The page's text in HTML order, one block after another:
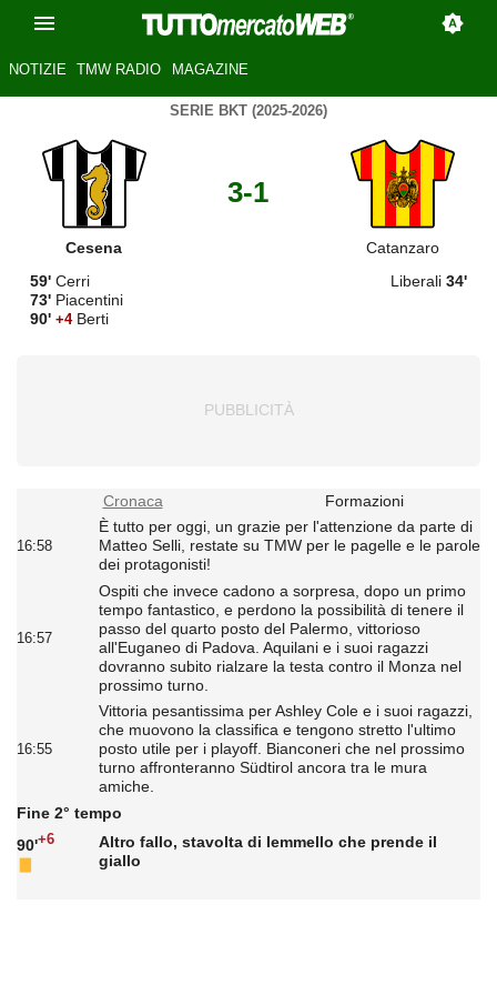
NOTIZIE TMW RADIO MAGAZINE
SERIE BKT (2025-2026)
Cesena
3-1
Catanzaro
59' Cerri
73' Piacentini
90' +4Berti
Liberali 34'
Cronaca Formazioni
16:58
È tutto per oggi, un grazie per l'attenzione da parte di
Matteo Selli, restate su TMW per le pagelle e le parole
dei protagonisti!
16:57
Ospiti che invece cadono a sorpresa, dopo un primo
tempo fantastico, e perdono la possibilità di tenere il
passo del quarto posto del Palermo, vittorioso
all'Euganeo di Padova. Aquilani e i suoi ragazzi
dovranno subito rialzare la testa contro il Monza nel
prossimo turno.
16:55
Vittoria pesantissima per Ashley Cole e i suoi ragazzi,
che muovono la classifica e tengono stretto l'ultimo
posto utile per i playoff. Bianconeri che nel prossimo
turno affronteranno Südtirol ancora tra le mura
amiche.
Fine 2° tempo
90'+6
Altro fallo, stavolta di Iemmello che prende il
giallo